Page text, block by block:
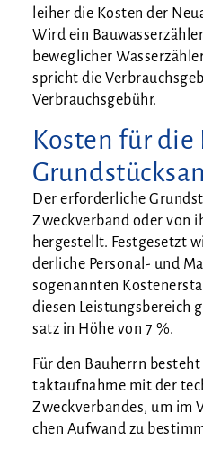
lei­her die Kos­ten der
Wird ein
beweg­li­cher
spricht die
Verbrauchsgebühr.
Kosten für
Der erfor­der­li­che
Zweck­ver­band oder von
her­ge­stellt. Fest­ge­setzt
der­li­che Per­so­nal- und
soge­nann­ten
die­sen
satz in Höhe von 7 %.
Für den Bau­herrn
takt­auf­nah­me mit der
Zweck­ver­ban­des, um im
chen Auf­wand zu